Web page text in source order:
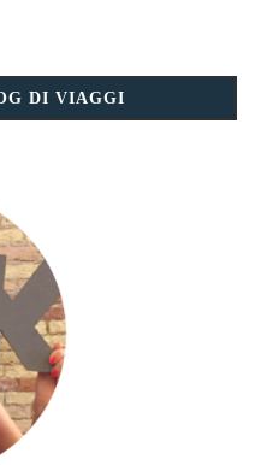
DI VIAGGI